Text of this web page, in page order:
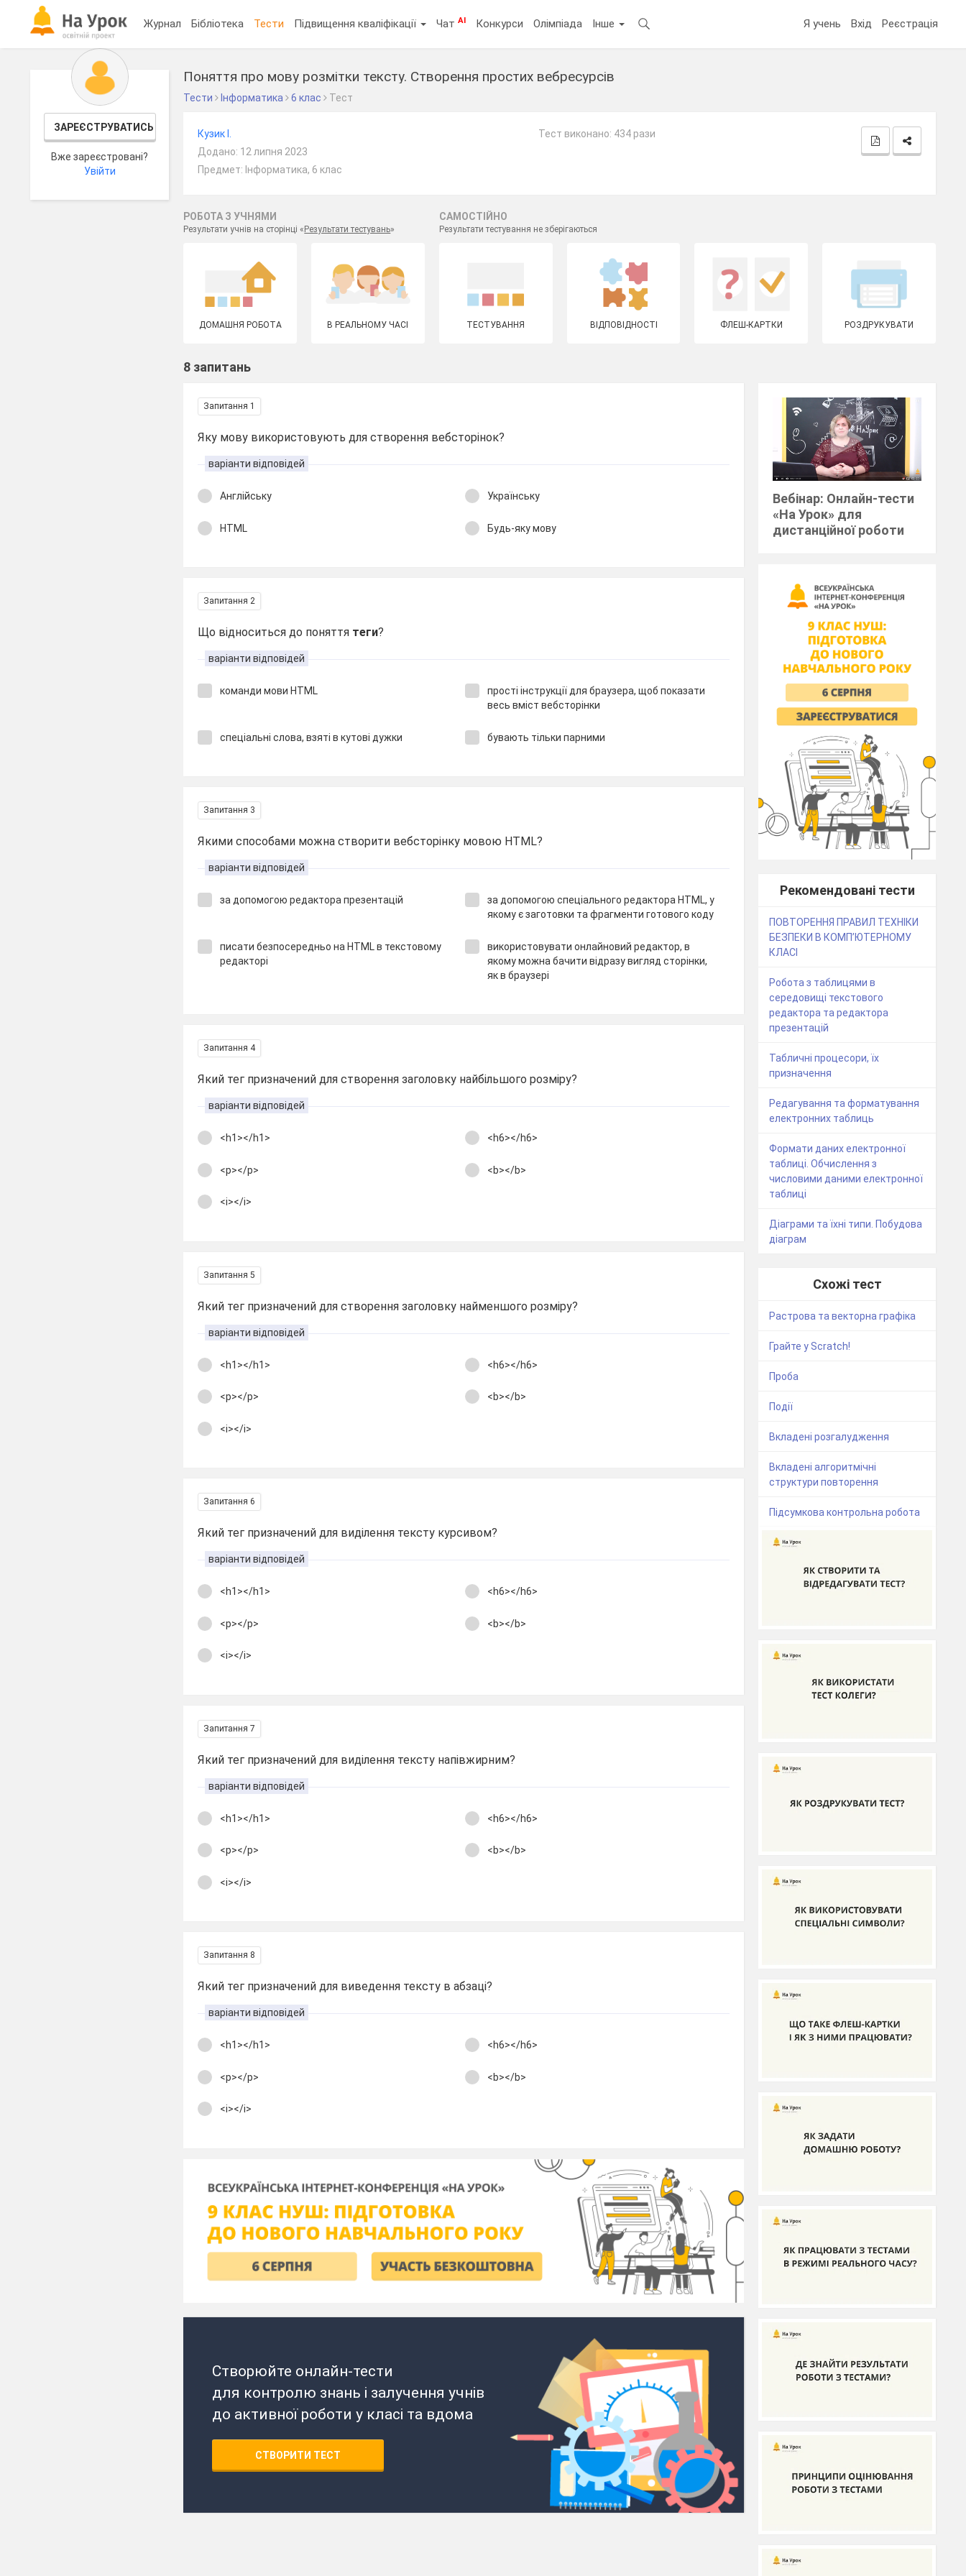
Журнал Бібліотека Тести Підвищення кваліфікації ЧатAI Конкурси Олімпіада Інше Я учень Вхід Реєстрація
ЗАРЕЄСТРУВАТИСЬ
Вже зареєстровані?
Увійти
Поняття про мову розмітки тексту. Створення простих вебресурсів
Тести Інформатика 6 клас Тест
Кузик І.
Додано: 12 липня 2023
Предмет: Інформатика, 6 клас
Тест виконано: 434 рази
РОБОТА З УЧНЯМИ
Результати учнів на сторінці « Результати тестувань»
САМОСТІЙНО
Результати тестування не зберігаються
ДОМАШНЯ РОБОТА В РЕАЛЬНОМУ ЧАСІ ТЕСТУВАННЯ ВІДПОВІДНОСТІ ФЛЕШ-КАРТКИ РОЗДРУКУВАТИ
8 запитань
Запитання 1
Яку мову використовують для створення вебсторінок?
варіанти відповідей
Англійську Українську
HTML Будь-яку мову
Запитання 2
Що відноситься до поняття теги?
варіанти відповідей
команди мови HTML
прості інструкції для браузера, щоб показати
весь вміст вебсторінки
спеціальні слова, взяті в кутові дужки бувають тільки парними
Запитання 3
Якими способами можна створити вебсторінку мовою HTML?
варіанти відповідей
за допомогою редактора презентацій
за допомогою спеціального редактора HTML, у
якому є заготовки та фрагменти готового коду
писати безпосередньо на HTML в текстовому
редакторі
використовувати онлайновий редактор, в
якому можна бачити відразу вигляд сторінки,
як в браузері
Запитання 4
Який тег призначений для створення заголовку найбільшого розміру?
варіанти відповідей
<h1></h1> <h6></h6>
<p></p> <b></b>
<i></i>
Запитання 5
Який тег призначений для створення заголовку найменшого розміру?
варіанти відповідей
<h1></h1> <h6></h6>
<p></p> <b></b>
<i></i>
Запитання 6
Який тег призначений для виділення тексту курсивом?
варіанти відповідей
<h1></h1> <h6></h6>
<p></p> <b></b>
<i></i>
Запитання 7
Який тег призначений для виділення тексту напівжирним?
варіанти відповідей
<h1></h1> <h6></h6>
<p></p> <b></b>
<i></i>
Запитання 8
Який тег призначений для виведення тексту в абзаці?
варіанти відповідей
<h1></h1> <h6></h6>
<p></p> <b></b>
<i></i>
Створюйте онлайн-тести
для контролю знань і залучення учнів
до активної роботи у класі та вдома
СТВОРИТИ ТЕСТ
Вебінар: Онлайн-тести
«На Урок» для
дистанційної роботи
Рекомендовані тести
ПОВТОРЕННЯ ПРАВИЛ ТЕХНІКИ
БЕЗПЕКИ В КОМП’ЮТЕРНОМУ
КЛАСІ
Робота з таблицями в
середовищі текстового
редактора та редактора
презентацій
Табличні процесори, їх
призначення
Редагування та форматування
електронних таблиць
Формати даних електронної
таблиці. Обчислення з
числовими даними електронної
таблиці
Діаграми та їхні типи. Побудова
діаграм
Схожі тест
Растрова та векторна графіка
Грайте у Scratch!
Проба
Події
Вкладені розгалудження
Вкладені алгоритмічні
структури повторення
Підсумкова контрольна робота